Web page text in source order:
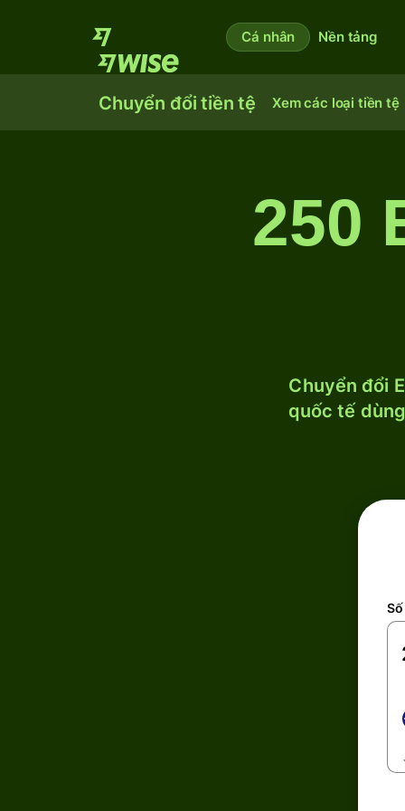
Cá nhân Nền tảng
Chuyển đổi tiền tệ Xem các loại tiền tệ
250
Chuyển đổi
quốc tế